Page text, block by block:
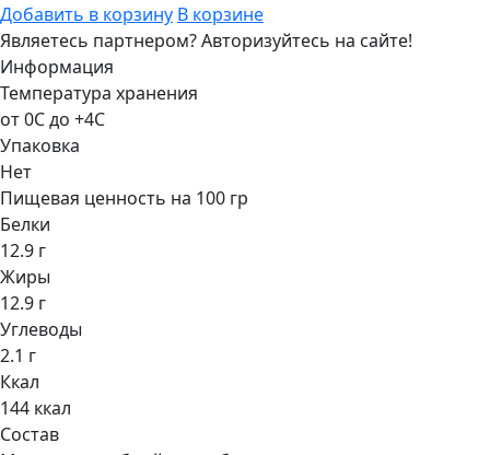
Добавить в корзину В корзине
Являетесь партнером?Авторизуйтесь на сайте!
Информация
Температура хранения
от 0С до +4С
Упаковка
Нет
Пищевая ценность на 100 гр
Белки
12.9 г
Жиры
12.9 г
Углеводы
2.1 г
Ккал
144 ккал
Состав